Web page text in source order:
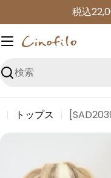
ン
テ
ツ
進
む
税込
検
索
トップス